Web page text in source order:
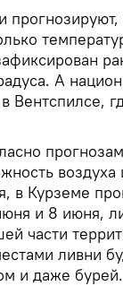
А
Вентспилсе,
в Курземе
и 8 июня,
части
ливни
и даже бурей.